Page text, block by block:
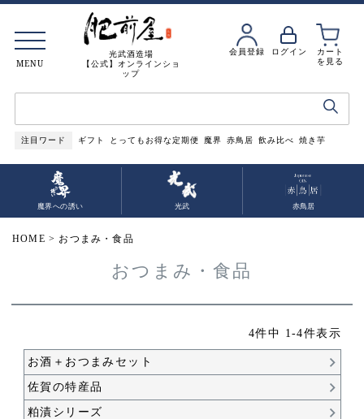
光武酒造場
【公式】オンラインショ
ップ
会員登録 ログイン
カート
を見る
注目ワード ギフト とってもお得な定期便 魔界 赤鳥居 飲み比べ 焼き芋
MENU
魔界への誘い 光武 赤鳥居
HOME おつまみ・食品
おつまみ・食品
4件中 1 -4件表示
お酒＋おつまみセット
佐賀の特産品
粕漬シリーズ